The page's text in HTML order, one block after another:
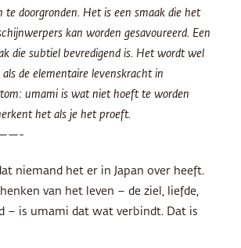
te doorgronden. Het is een smaak die het
kan worden gesavoureerd. Een
die subtiel bevredigend is. Het wordt wel
de elementaire levenskracht in
umami is wat niet hoeft te worden
het als je het proeft.
niemand het er in Japan over heeft.
van het leven – de ziel, liefde,
– is umami dat wat verbindt. Dat is